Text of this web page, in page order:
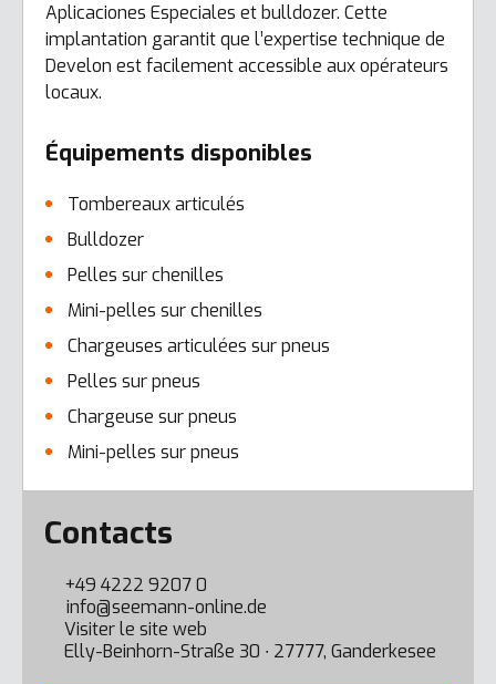
Aplicaciones Especiales et bulldozer. Cette
implantation garantit que l’expertise technique de
Develon est facilement accessible aux opérateurs
locaux.
Équipements disponibles
Tombereaux articulés
Bulldozer
Pelles sur chenilles
Mini-pelles sur chenilles
Chargeuses articulées sur pneus
Pelles sur pneus
Chargeuse sur pneus
Mini-pelles sur pneus
Error here
Contacts
+49 4222 9207 0
info@seemann-online.de
Visiter le site web
Elly-Beinhorn-Straße 30 ∙ 27777, Ganderkesee